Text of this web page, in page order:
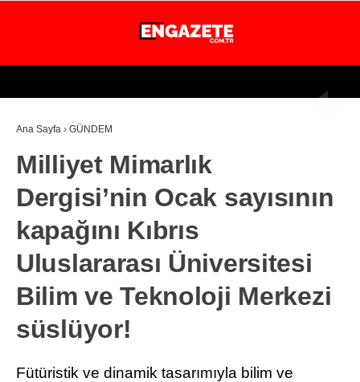
29.4
İSTANBUL
GÜNDEM
EKONOMİ
DÜNYA
MAGAZİN
SPOR
SAĞLIK
TEKNOLOJİ
Ana Sayfa › GÜNDEM
Milliyet Mimarlık
Dergisi’nin Ocak sayısının
kapağını Kıbrıs
Uluslararası Üniversitesi
Bilim ve Teknoloji Merkezi
süslüyor!
Fütüristik ve dinamik tasarımıyla bilim ve